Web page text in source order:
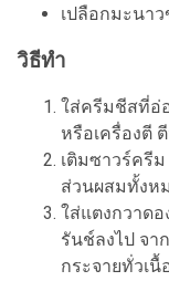
เปลือกมะนา
วิธีทำ
ใส่ครีมชีสที่อ่
หรือเครื่องตี
เติมซาวร์ครี
ส่วนผสมทั้งห
ใส่แตงกวาด
รันช์ลงไป จา
กระจายทั่วเนื้